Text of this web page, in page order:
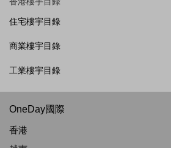
住宅樓宇目錄
商業樓宇目錄
工業樓宇目錄
OneDay國際
香港